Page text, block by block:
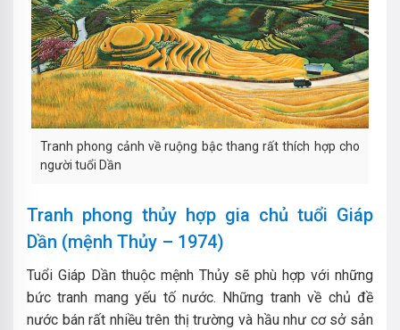
Tranh phong cảnh về ruộng bậc thang rất thích hợp cho
người tuổi Dần
Tranh phong thủy hợp gia chủ tuổi Giáp
Dần (mệnh Thủy – 1974)
Tuổi Giáp Dần thuộc mệnh Thủy sẽ phù hợp với những
bức tranh mang yếu tố nước. Những tranh về chủ đề
nước bán rất nhiều trên thị trường và hầu như cơ sở sản